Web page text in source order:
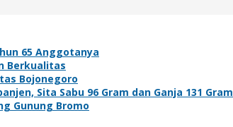
65 Anggotanya
Berkualitas
Bojonegoro
Sita Sabu 96 Gram dan Ganja 131 Gram
Gunung Bromo